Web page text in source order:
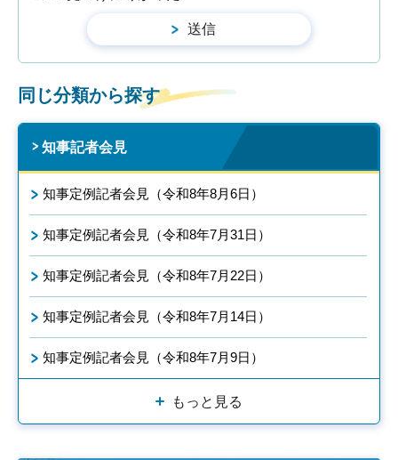
同じ分類から探す
知事記者会見
知事定例記者会見（令和8年8月6日）
知事定例記者会見（令和8年7月31日）
知事定例記者会見（令和8年7月22日）
知事定例記者会見（令和8年7月14日）
知事定例記者会見（令和8年7月9日）
もっと見る